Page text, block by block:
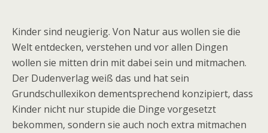
Kinder sind neugierig. Von Natur aus wollen sie die
Welt entdecken, verstehen und vor allen Dingen
wollen sie mitten drin mit dabei sein und mitmachen.
Der Dudenverlag weiß das und hat sein
Grundschullexikon dementsprechend konzipiert, dass
Kinder nicht nur stupide die Dinge vorgesetzt
bekommen, sondern sie auch noch extra mitmachen